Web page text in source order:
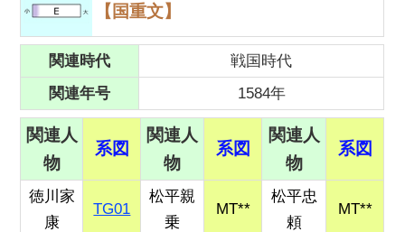
【国重文】
関連時代
戦国時代
関連年号
1584年
関連人
物
系図
関連人
物
系図
関連人
物
系図
徳川家
康
TG01
松平親
乗
MT**
松平忠
頼
MT**